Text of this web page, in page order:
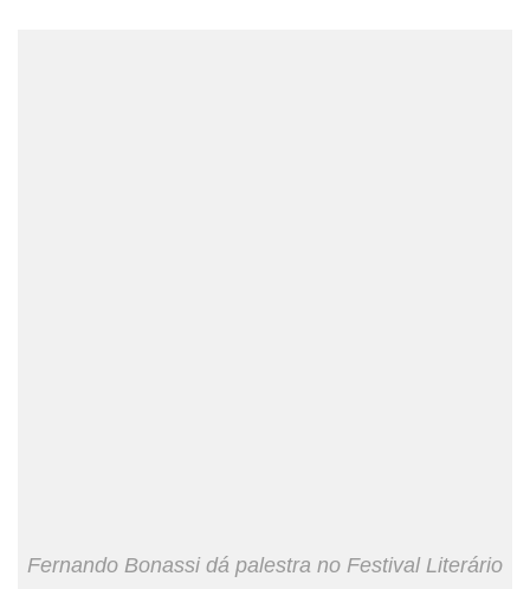
Fernando Bonassi dá palestra no Festival Literário